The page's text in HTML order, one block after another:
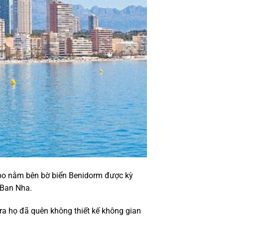
nằm bên bờ biển Benidorm được kỳ
Nha.
họ đã quên không thiết kế không gian